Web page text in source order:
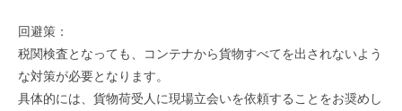
回避策：
税関検査となっても、コンテナから貨物すべてを出されないよう
な対策が必要となります。
具体的には、貨物荷受人に現場立会いを依頼することをお奨めし